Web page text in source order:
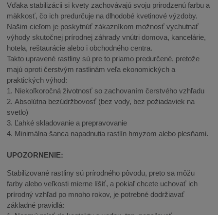
Vďaka stabilizácii si kvety zachovávajú svoju prirodzenú farbu a
mäkkosť, čo ich predurčuje na dlhodobé kvetinové výzdoby.
Našim cieľom je poskytnúť zákazníkom možnosť vychutnať
výhody skutočnej prírodnej záhrady vnútri domova, kancelárie,
hotela, reštaurácie alebo i obchodného centra.
Takto upravené rastliny sú pre to priamo predurčené, pretože
majú oproti čerstvým rastlinám veľa ekonomických a
praktických výhod:
1. Niekoľkoročná životnosť so zachovaním čerstvého vzhľadu
2. Absolútna bezúdržbovosť (bez vody, bez požiadaviek na
svetlo)
3. Ľahké skladovanie a prepravovanie
4. Minimálna šanca napadnutia rastlín hmyzom alebo plesňami.
UPOZORNENIE:
Stabilizované rastliny sú prírodného pôvodu, preto sa môžu
farby alebo veľkosti mierne líšiť, a pokiaľ chcete uchovať ich
prírodný vzhľad po mnoho rokov, je potrebné dodržiavať
základné pravidlá: